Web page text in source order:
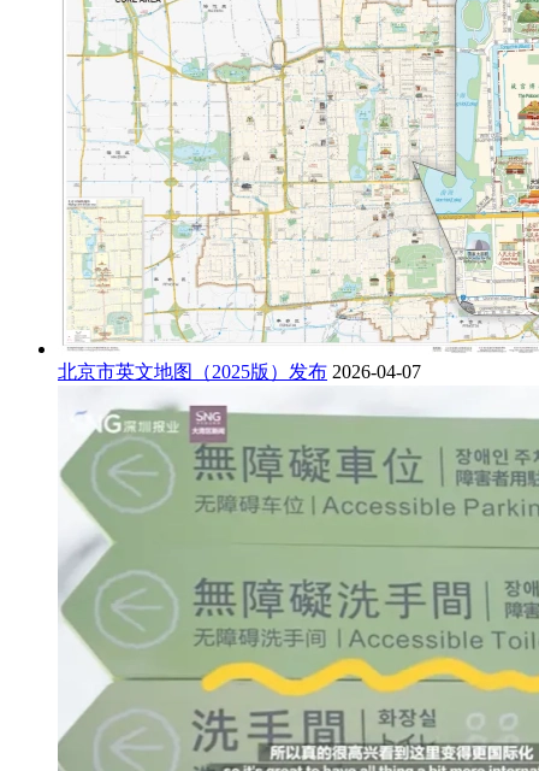
北京市英文地图（2025版）发布 2026-04-07